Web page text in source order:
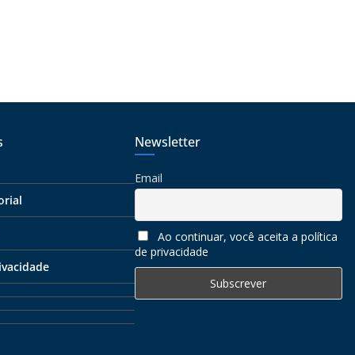
Newsletter
Email
Ao continuar, você aceita a política
de privacidade